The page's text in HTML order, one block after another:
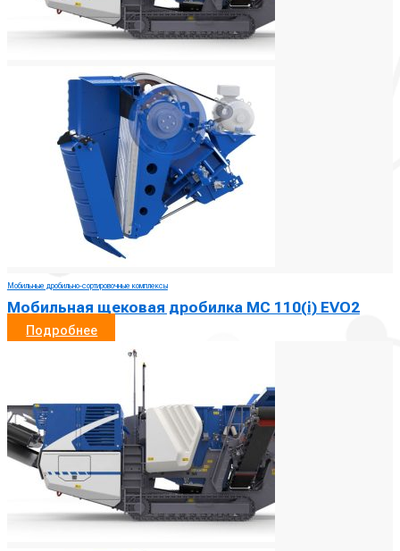
Мобильные дробильно-сортировочные комплексы
Мобильная щековая дробилка MC 110(i) EVO2
Подробнее